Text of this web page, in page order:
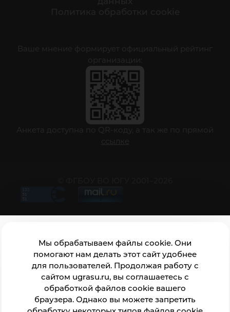
Мы обрабатываем файлы cookie. Они
помогают нам делать этот сайт удобнее
для пользователей. Продолжая работу с
сайтом ugrasu.ru, вы соглашаетесь с
обработкой файлов cookie вашего
браузера. Однако вы можете запретить
Ваше мнение формирует официальный рейтинг
организации:
Анкета доступна по QR-коду, а так же по прямой
ссылке